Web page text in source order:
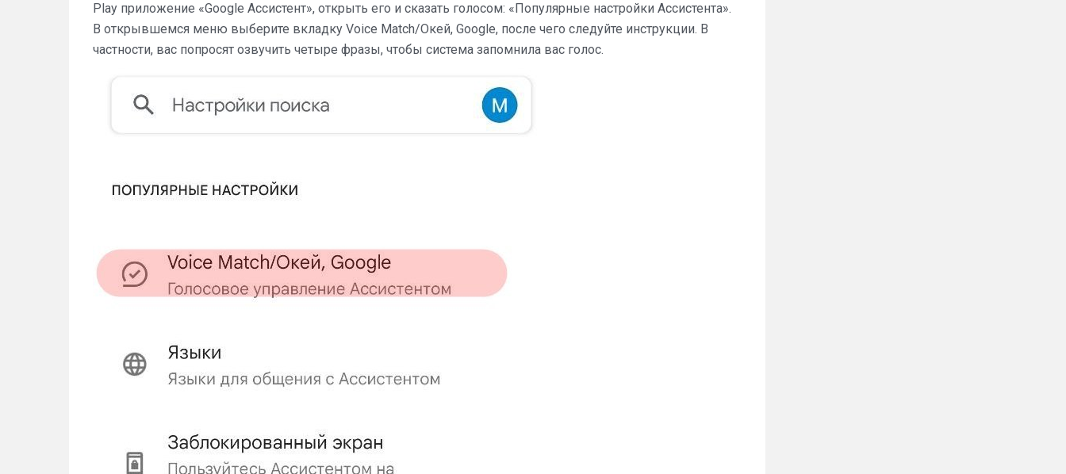
Play приложение «Google Ассистент», открыть его и сказать голосом: «Популярные настройки Ассистента».
В открывшемся меню выберите вкладку Voice Match/Окей, Google, после чего следуйте инструкции. В
частности, вас попросят озвучить четыре фразы, чтобы система запомнила вас голос.